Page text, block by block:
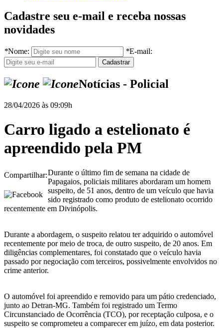
Cadastre seu e-mail e receba nossas
novidades
*Nome: *E-mail:
Notícias - Policial
28/04/2026 às 09:09h
Carro ligado a estelionato é
apreendido pela PM
Compartilhar:Durante o último fim de semana na cidade de
Papagaios, policiais militares abordaram um homem
suspeito, de 51 anos, dentro de um veículo que havia
sido registrado como produto de estelionato ocorrido
recentemente em Divinópolis.
Durante a abordagem, o suspeito relatou ter adquirido o automóvel
recentemente por meio de troca, de outro suspeito, de 20 anos. Em
diligências complementares, foi constatado que o veículo havia
passado por negociação com terceiros, possivelmente envolvidos no
crime anterior.
O automóvel foi apreendido e removido para um pátio credenciado,
junto ao Detran-MG. Também foi registrado um Termo
Circunstanciado de Ocorrência (TCO), por receptação culposa, e o
suspeito se comprometeu a comparecer em juízo, em data posterior.